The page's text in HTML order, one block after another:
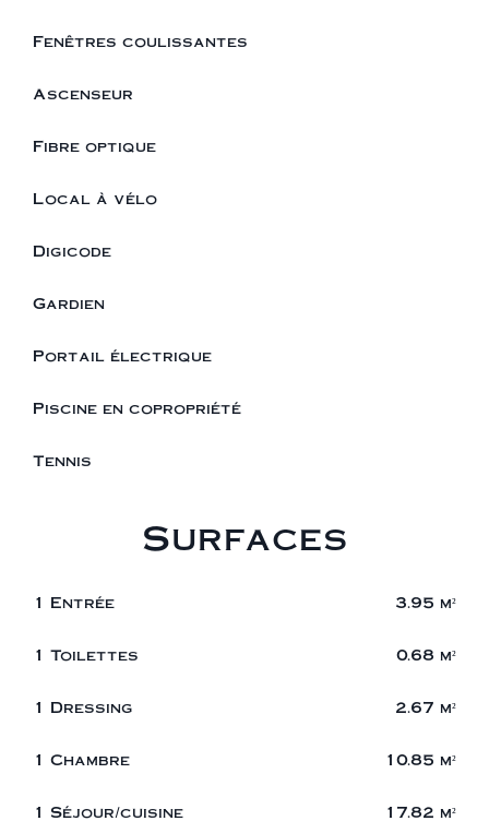
Fenêtres coulissantes
Ascenseur
Fibre optique
Local à vélo
Digicode
Gardien
Portail électrique
Piscine en copropriété
Tennis
Surfaces
1 Entrée 3.95 m²
1 Toilettes 0.68 m²
1 Dressing 2.67 m²
1 Chambre 10.85 m²
1 Séjour/cuisine 17.82 m²